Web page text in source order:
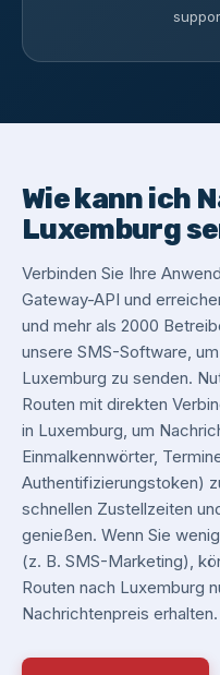
Wie kann ich
Luxemburg
Verbinden Sie Ihre
Gateway-API und
und mehr als 2000
unsere SMS-Software,
Luxemburg zu senden.
Routen mit direkten
in Luxemburg, um
Einmalkennwörter,
Authentifizierungstoken)
schnellen Zustellzeiten
genießen. Wenn Sie
(z. B. SMS-Marketing),
Routen nach Luxemburg
Nachrichtenpreis erhalten.